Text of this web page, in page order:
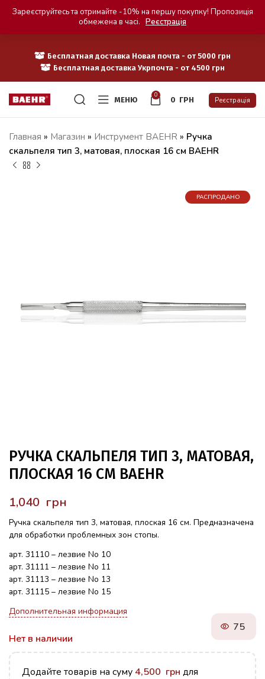
Бесплатная доставка Новая почта - от 5000 грн
Бесплатная доставка Укрпочта - от 4500 грн
МЕНЮ
0
0 ГРН Реєстрація
Главная » Магазин » Инструмент BAEHR » Ручка
скальпеля тип 3, матовая, плоская 16 см BAEHR
РАСПРОДАНО
РУЧКА СКАЛЬПЕЛЯ ТИП 3, МАТОВАЯ,
ПЛОСКАЯ 16 СМ BAEHR
грн
Ручка скальпеля тип 3, матовая, плоская 16 см. Предназначена
для обработки проблемных зон стопы.
арт. 31110 – лезвие No 10
арт. 31111 – лезвие No 11
арт. 31113 – лезвие No 13
арт. 31115 – лезвие No 15
Дополнительная информация
Нет в наличии
75
Додайте товарів на суму 4,500 грн для
Зареєструйтесь та отримайте -10% на першу покупку! Пропозиція
обмежена в часі. Реєстрація